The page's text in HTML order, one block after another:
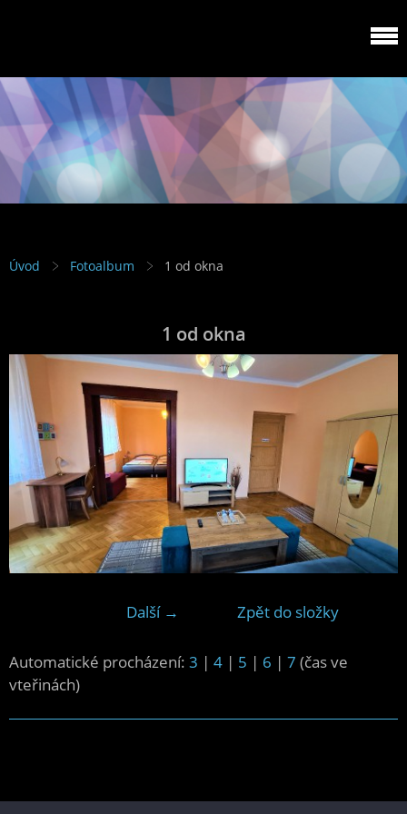
Úvod Fotoalbum 1 od okna
1 od okna
Další → Zpět do složky
Automatické procházení: 3 | 4 | 5 | 6 | 7 (čas ve
vteřinách)